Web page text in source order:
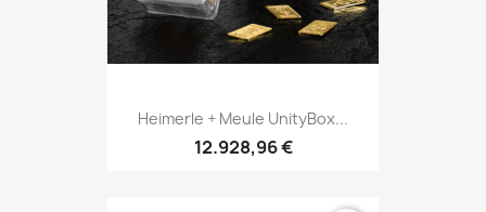
Heimerle + Meule UnityBox...
12.928,96 €